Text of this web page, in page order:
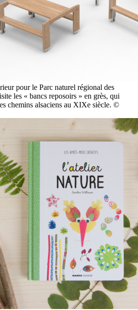
pour le Parc naturel régional des
les « bancs reposoirs » en grès, qui
chemins alsaciens au XIXe siècle. ©